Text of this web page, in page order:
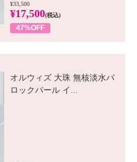
¥33,500
¥17,500(税込)
47%OFF
オルウィズ 大珠 無核淡水バ
ロックパール イ...